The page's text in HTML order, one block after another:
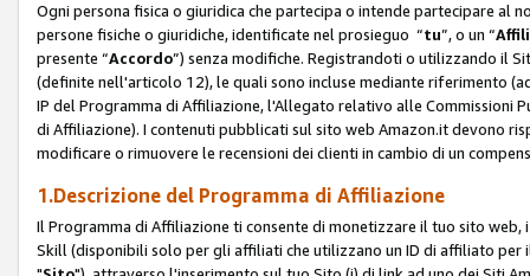
Ogni persona fisica o giuridica che partecipa o intende partecipare al
persone fisiche o giuridiche, identificate nel prosieguo “tu”, o un “
presente “Accordo”) senza modifiche. Registrandoti o utilizzando il
(definite nell'articolo 12), le quali sono incluse mediante riferimento
IP del Programma di Affiliazione, l'Allegato relativo alle Commissioni
di Affiliazione). I contenuti pubblicati sul sito web Amazon.it devono
modificare o rimuovere le recensioni dei clienti in cambio di un
1.Descrizione del Programma di Affiliazione
Il Programma di Affiliazione ti consente di monetizzare il tuo sito
Skill (disponibili solo per gli affiliati che utilizzano un ID di affiliato per